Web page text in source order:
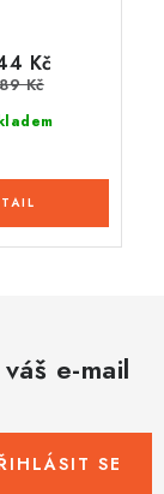
Kč
Kč
e-mail
SE